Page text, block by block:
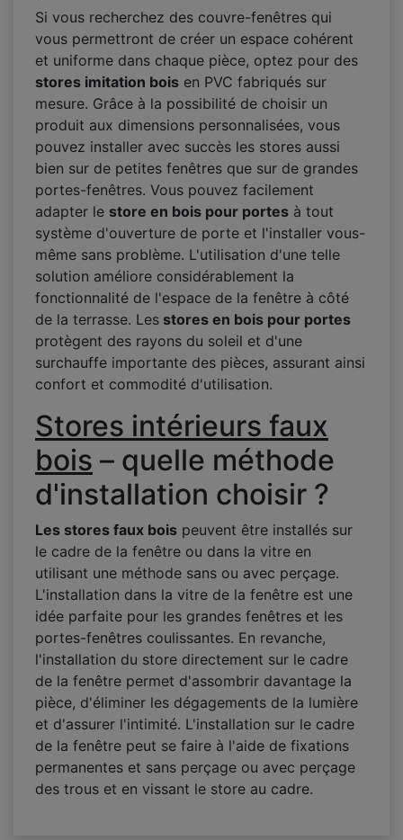
Si vous recherchez des couvre-fenêtres qui
vous permettront de créer un espace cohérent
et uniforme dans chaque pièce, optez pour des
stores imitation bois en PVC fabriqués sur
mesure. Grâce à la possibilité de choisir un
produit aux dimensions personnalisées, vous
pouvez installer avec succès les stores aussi
bien sur de petites fenêtres que sur de grandes
portes-fenêtres. Vous pouvez facilement
adapter le store en bois pour portes à tout
système d'ouverture de porte et l'installer vous-
même sans problème. L'utilisation d'une telle
solution améliore considérablement la
fonctionnalité de l'espace de la fenêtre à côté
de la terrasse. Les stores en bois pour portes
protègent des rayons du soleil et d'une
surchauffe importante des pièces, assurant ainsi
confort et commodité d'utilisation.
Stores intérieurs faux
bois – quelle méthode
d'installation choisir ?
Les stores faux bois peuvent être installés sur
le cadre de la fenêtre ou dans la vitre en
utilisant une méthode sans ou avec perçage.
L'installation dans la vitre de la fenêtre est une
idée parfaite pour les grandes fenêtres et les
portes-fenêtres coulissantes. En revanche,
l'installation du store directement sur le cadre
de la fenêtre permet d'assombrir davantage la
pièce, d'éliminer les dégagements de la lumière
et d'assurer l'intimité. L'installation sur le cadre
de la fenêtre peut se faire à l'aide de fixations
permanentes et sans perçage ou avec perçage
des trous et en vissant le store au cadre.